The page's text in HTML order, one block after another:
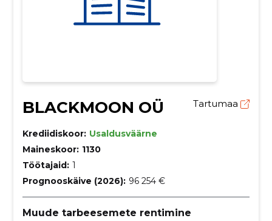
BLACKMOON OÜ Tartumaa
Krediidiskoor: Usaldusväärne
Maineskoor: 1130
Töötajaid: 1
Prognooskäive (2026): 96 254 €
Muude tarbeesemete rentimine